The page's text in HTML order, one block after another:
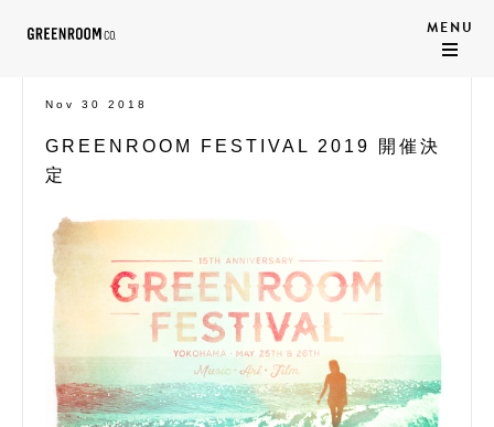
Nov 30 2018
GREENROOM FESTIVAL 2019 開催決
定